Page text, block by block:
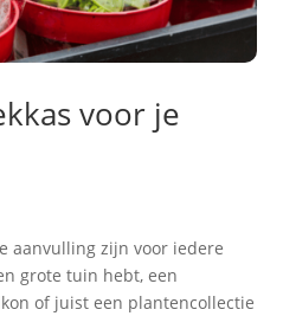
voor je
aanvulling zijn voor iedere
grote tuin hebt, een
of juist een plantencollectie